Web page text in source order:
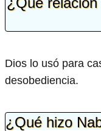
Dios lo usó para
desobediencia.
¿Qué hizo